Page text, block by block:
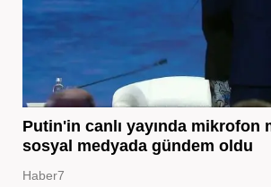
Putin'in canlı yayında mikrofon
sosyal medyada gündem oldu
Haber7